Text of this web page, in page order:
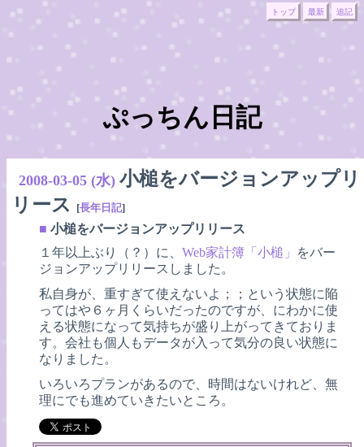
トップ 最新 追記
ぷっちん日記
2008-03-05 (水) 小槌をバージョンアップリ
リース
[長年日記]
■ 小槌をバージョンアップリリース
１年以上ぶり（？）に、Web家計簿「小槌」 をバー
ジョンアップリリースしました。
私自身が、重すぎて使えないよ；；という状態に陥
ってはや６ヶ月くらいだったのですが、にわかに使
える状態になって気持ちが盛り上がってきておりま
す。会社も個人もデータが入って気分の良い状態に
なりました。
いろいろプランがあるので、時間はないけれど、無
理にでも進めていきたいところ。